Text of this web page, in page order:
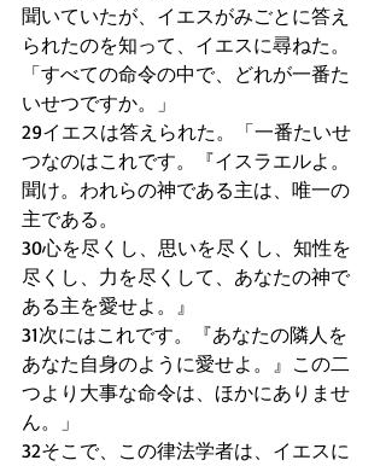
聞いていたが、イエスがみごとに答え
られたのを知って、イエスに尋ねた。
「すべての命令の中で、どれが一番た
いせつですか。」
29イエスは答えられた。「一番たいせ
つなのはこれです。『イスラエルよ。
聞け。われらの神である主は、唯一の
主である。
30心を尽くし、思いを尽くし、知性を
尽くし、力を尽くして、あなたの神で
ある主を愛せよ。』
31次にはこれです。『あなたの隣人を
あなた自身のように愛せよ。』この二
つより大事な命令は、ほかにありませ
ん。」
32そこで、この律法学者は、イエスに